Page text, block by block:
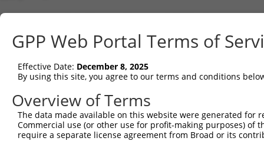
GPP Web Portal Terms of
Effective Date: December 8, 2025
By using this site, you agree to our terms and conditions
Overview of Terms
The data made available on this website were generated
Commercial use (or other use for profit-making purposes) of
require a separate license agreement from Broad or its